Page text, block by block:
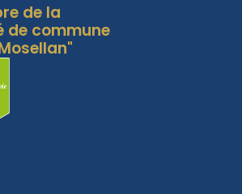
de la
de commune